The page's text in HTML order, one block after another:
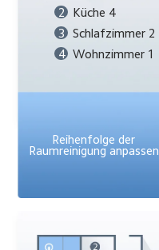
2
Küche 4
3
Schlafzimmer 2
4
Wohnzimmer 1
Reihenfolge der
Raumreinigung anpassen